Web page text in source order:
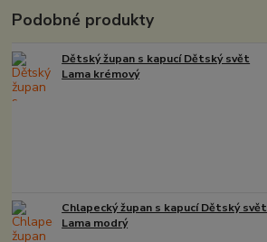
Podobné produkty
Dětský župan s kapucí Dětský svět
Lama krémový
Chlapecký župan s kapucí Dětský svět
Lama modrý